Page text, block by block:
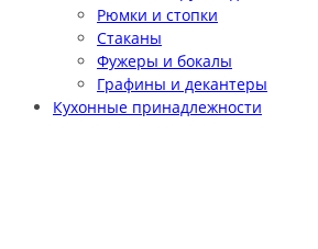
Рюмки и стопки
Стаканы
Фужеры и бокалы
Графины и декантеры
Кухонные принадлежности